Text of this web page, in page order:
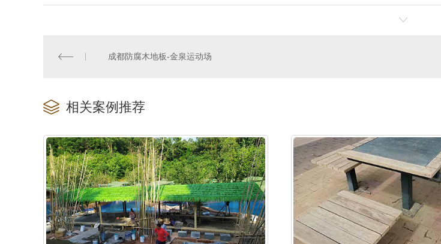
成都防腐木地板-金泉运动场
相关案例推荐